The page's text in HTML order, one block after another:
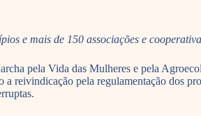
e mais de 150 associações e
pela Vida das Mulheres e pela
a reivindicação pela regulamentação dos